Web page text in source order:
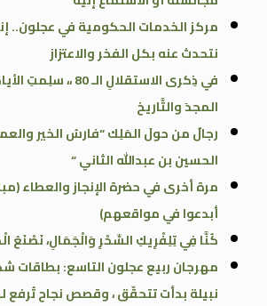
مركز الخدمات الحكومية في عجلون..
نتحدث عنه بكل الفخر والاعتزاز
في ذِكرى الاستقلالِ
المجدَ والتَّاريخ
رجالٌ من حولَ المَلِك “فارسُ الخير والعمل
الحسين بن عبدالله الثاني “
مرة أخرى في حضرة الإنجاز والعطاء
أبدعوا في مواقعهم)
كُنَّا فِي تِلِفْرِيكِ السِّحْرِ وَالْجَمَالِ، نَصْنَعُ
مهرجان ربيع عجلون التاسع: بطاقات
نبيلة بدأت تتحقّق ، وقصص نجاح تُرفع